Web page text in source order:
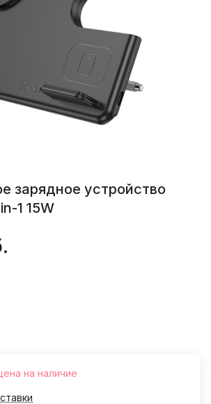
зарядное устройство
1 15W
на наличие